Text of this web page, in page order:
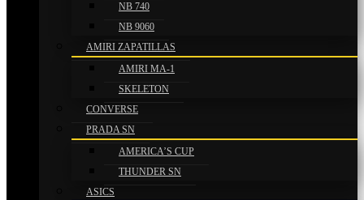
NB 740
NB 9060
AMIRI ZAPATILLAS
AMIRI MA-1
SKELETON
CONVERSE
PRADA SN
AMERICA’S CUP
THUNDER SN
ASICS